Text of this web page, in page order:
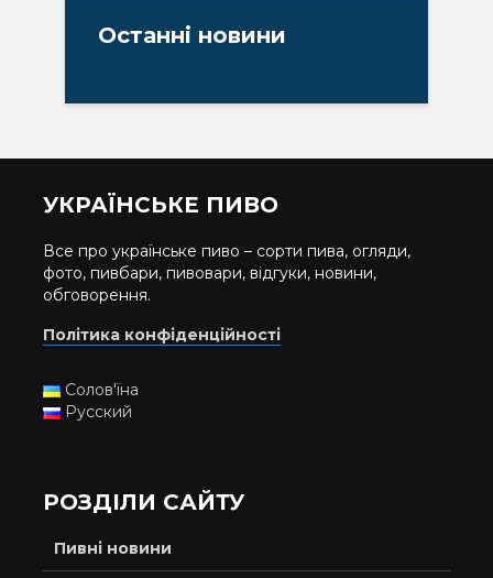
Останні новини
УКРАЇНСЬКЕ ПИВО
Все про українське пиво – сорти пива, огляди,
фото, пивбари, пивовари, відгуки, новини,
обговорення.
Політика конфіденційності
Солов'їна
Русский
РОЗДІЛИ САЙТУ
Пивні новини